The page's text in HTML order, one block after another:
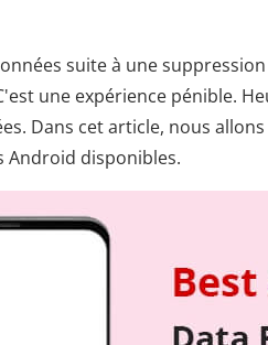
suite à une
une expérience pénible.
Dans cet article, nous
Android disponibles.